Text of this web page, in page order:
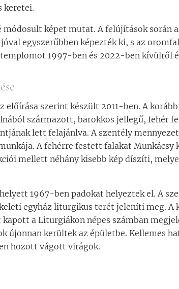
keretei.
képet mutat. A felújítások során
egyszerűbben képezték ki, s az
templomot 1997-ben és 2022-ben kívülről
előírása szerint készült 2011-ben. A
származott, barokkos jellegű, fehér
lett felajánlva. A szentély
A fehérre festett falakat Munkácsy
mellett néhány kisebb kép díszíti,
1967-ben padokat helyeztek el. A
egyház liturgikus terét jeleníti meg. A
a Liturgiákon népes számban
újonnan kerültek az épületbe. Kellemes
hozott vágott virágok.